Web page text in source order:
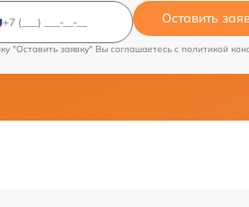
Оставить
"Оставить заявку" Вы соглашаетесь c политикой